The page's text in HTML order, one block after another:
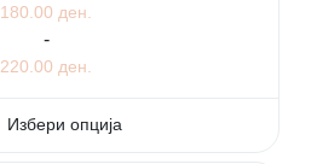
180.00 ден.
-
220.00 ден.
Избери опција